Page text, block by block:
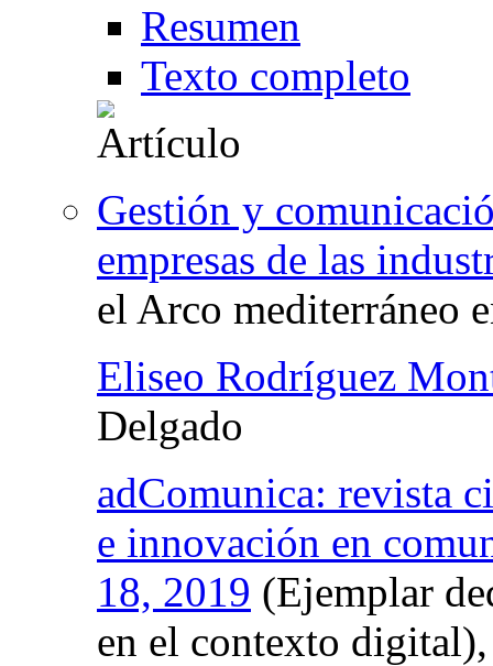
Resumen
Texto completo
Gestión y
empresas de las
el Arco mediterráneo
Eliseo Rodríguez
Delgado
adComunica: revista
e innovación en
18, 2019 (Ejemplar
en el contexto